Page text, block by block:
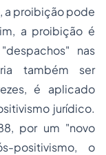
a proibição pode
a proibição é
nas
também ser
é aplicado
jurídico.
por um "novo
positivismo, o